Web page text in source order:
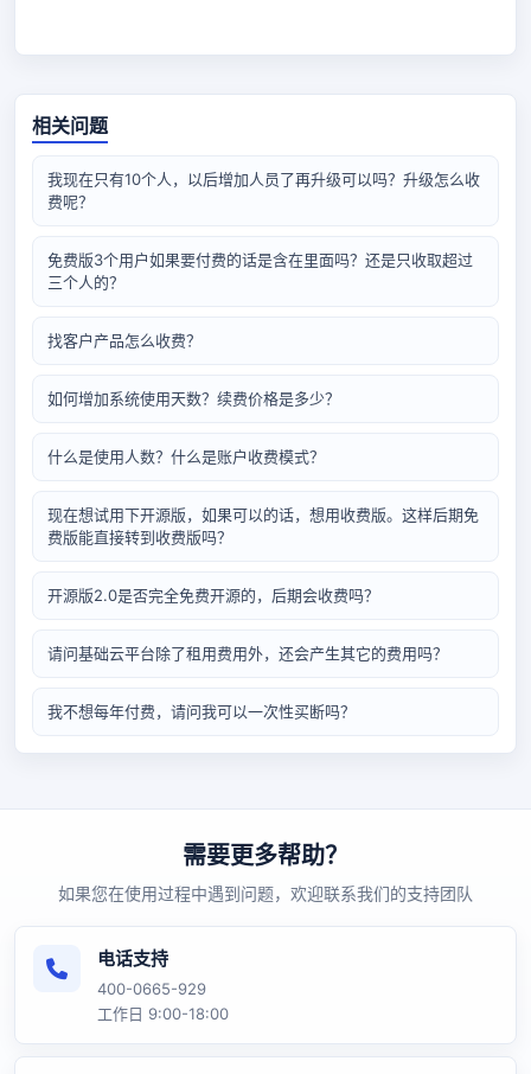
相关问题
我现在只有10个人，以后增加人员了再升级可以吗？升级怎么收
费呢？
免费版3个用户如果要付费的话是含在里面吗？还是只收取超过
三个人的？
找客户产品怎么收费？
如何增加系统使用天数？续费价格是多少？
什么是使用人数？什么是账户收费模式？
现在想试用下开源版，如果可以的话，想用收费版。这样后期免
费版能直接转到收费版吗？
开源版2.0是否完全免费开源的，后期会收费吗？
请问基础云平台除了租用费用外，还会产生其它的费用吗？
我不想每年付费，请问我可以一次性买断吗？
需要更多帮助？
如果您在使用过程中遇到问题，欢迎联系我们的支持团队
电话支持
400-0665-929
工作日 9:00-18:00